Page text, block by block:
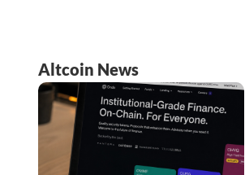
Altcoin News